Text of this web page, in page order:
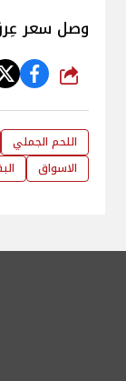
وصل سعر عِرق
شارك
اللحم الجملي
الاسواق